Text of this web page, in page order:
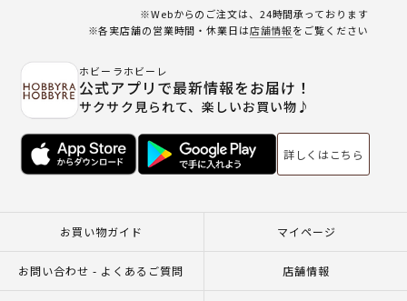
※Webからのご注文は、24時間承っております
※各実店舗の営業時間・休業日は店舗情報をご覧ください
ホビーラホビーレ
公式アプリで最新情報をお届け！
サクサク見られて、楽しいお買い物♪
詳しくはこちら
お買い物ガイド マイページ
お問い合わせ - よくあるご質問 店舗情報